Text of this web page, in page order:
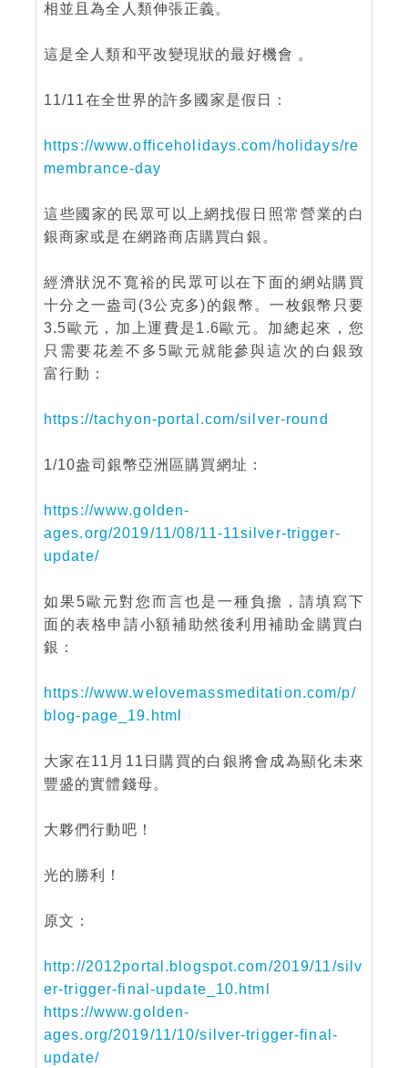
相並且為全人類伸張正義。
這是全人類和平改變現狀的最好機會 。
11/11在全世界的許多國家是假日：
https://www.officeholidays.com/holidays/re
membrance-day
這些國家的民眾可以上網找假日照常營業的白
銀商家或是在網路商店購買白銀。
經濟狀況不寬裕的民眾可以在下面的網站購買
十分之一盎司(3公克多)的銀幣。一枚銀幣只要
3.5歐元，加上運費是1.6歐元。加總起來，您
只需要花差不多5歐元就能參與這次的白銀致
富行動：
https://tachyon-portal.com/silver-round
1/10盎司銀幣亞洲區購買網址：
https://www.golden-
ages.org/2019/11/08/11-11silver-trigger-
update/
如果5歐元對您而言也是一種負擔，請填寫下
面的表格申請小額補助然後利用補助金購買白
銀：
https://www.welovemassmeditation.com/p/
blog-page_19.html
大家在11月11日購買的白銀將會成為顯化未來
豐盛的實體錢母。
大夥們行動吧！
光的勝利！
原文：
http://2012portal.blogspot.com/2019/11/silv
er-trigger-final-update_10.html
https://www.golden-
ages.org/2019/11/10/silver-trigger-final-
update/